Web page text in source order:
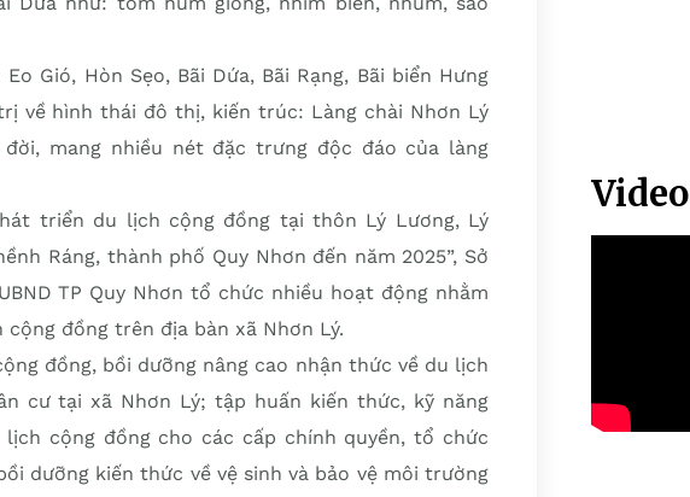
Gió, Hòn Sẹo, Bãi Dứa, Bãi Rạng, Bãi biển Hưng
về hình thái đô thị, kiến trúc: Làng chài Nhơn Lý
mang nhiều nét đặc trưng độc đáo của làng
triển du lịch cộng đồng tại thôn Lý Lương, Lý
Ráng, thành phố Quy Nhơn đến năm 2025”, Sở
TP Quy Nhơn tổ chức nhiều hoạt động nhằm
đồng trên địa bàn xã Nhơn Lý.
đồng, bồi dưỡng nâng cao nhận thức về du lịch
cư tại xã Nhơn Lý; tập huấn kiến thức, kỹ năng
cộng đồng cho các cấp chính quyền, tổ chức
dưỡng kiến thức về vệ sinh và bảo vệ môi trường
Video